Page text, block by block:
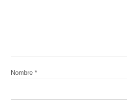
Nombre*